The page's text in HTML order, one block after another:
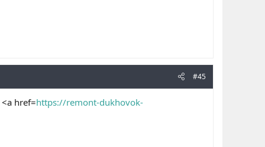
#45
href=https://remont-dukhovok-